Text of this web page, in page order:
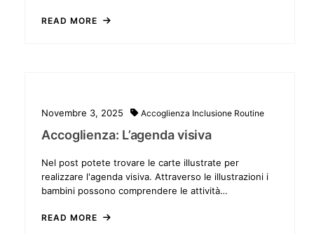
READ MORE
Novembre 3, 2025 Accoglienza Inclusione Routine
Accoglienza: L’agenda visiva
Nel post potete trovare le carte illustrate per
realizzare l'agenda visiva. Attraverso le illustrazioni i
bambini possono comprendere le attività…
READ MORE